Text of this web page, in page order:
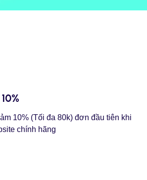
10% (Tối đa 80k) đơn đầu tiên khi
chính hãng